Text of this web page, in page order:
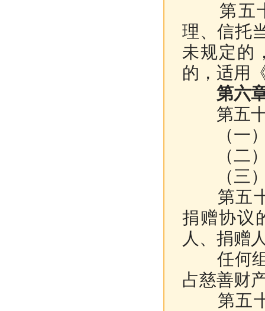
第五十
理、信托
未规定的
的，适用
第六
第五十
（一）
（二）
（三）
第五十
捐赠协议
人、捐赠
任何组
占慈善财
第五十